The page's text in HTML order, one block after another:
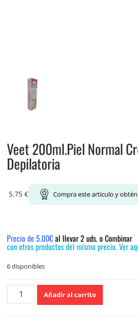
Veet 200ml.Piel Normal
Depilatoria
5.75 € Compra este artículo y obtén
Precio de 5.00€al llevar 2 uds. o Combinar
con otros productos del mismo precio. Ver
6 disponibles
200ml.Piel
Añadir al carrito